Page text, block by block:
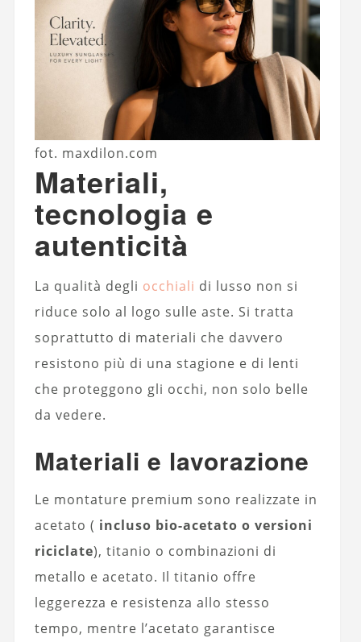
fot. maxdilon.com
Materiali,
tecnologia e
autenticità
La qualità degli occhiali di lusso non si
riduce solo al logo sulle aste. Si tratta
soprattutto di materiali che davvero
resistono più di una stagione e di lenti
che proteggono gli occhi, non solo belle
da vedere.
Materiali e lavorazione
Le montature premium sono realizzate in
acetato ( incluso bio-acetato o versioni
riciclate), titanio o combinazioni di
metallo e acetato. Il titanio offre
leggerezza e resistenza allo stesso
tempo, mentre l’acetato garantisce